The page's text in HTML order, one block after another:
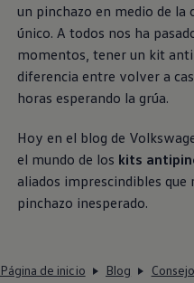
un pinchazo en medio de la
único. A todos nos ha
momentos, tener un kit
diferencia entre volver a
horas esperando la grúa.
Hoy en el blog de
el mundo de los kits
aliados imprescindibles que
pinchazo inesperado.
Página de inicio Blog